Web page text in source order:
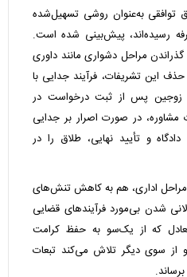
توافقی به‌عنوان روشی تسهیل‌شده
رسیده‌اند، پیش‌بینی شده است.
مراحل دشواری مانند داوری
این تشریفات، فرآیند جدایی با
زوجین پس از ثبت درخواست در
در صورت اصرار بر جدایی
و تأیید نهایی، طلاق را در
مراحل اداری، هم به کاهش تنش‌های
شدن بی‌مورد فرآیندهای قضایی
که از یک‌سو به حفظ کرامت
و از سوی دیگر تلاش می‌کند تبعات